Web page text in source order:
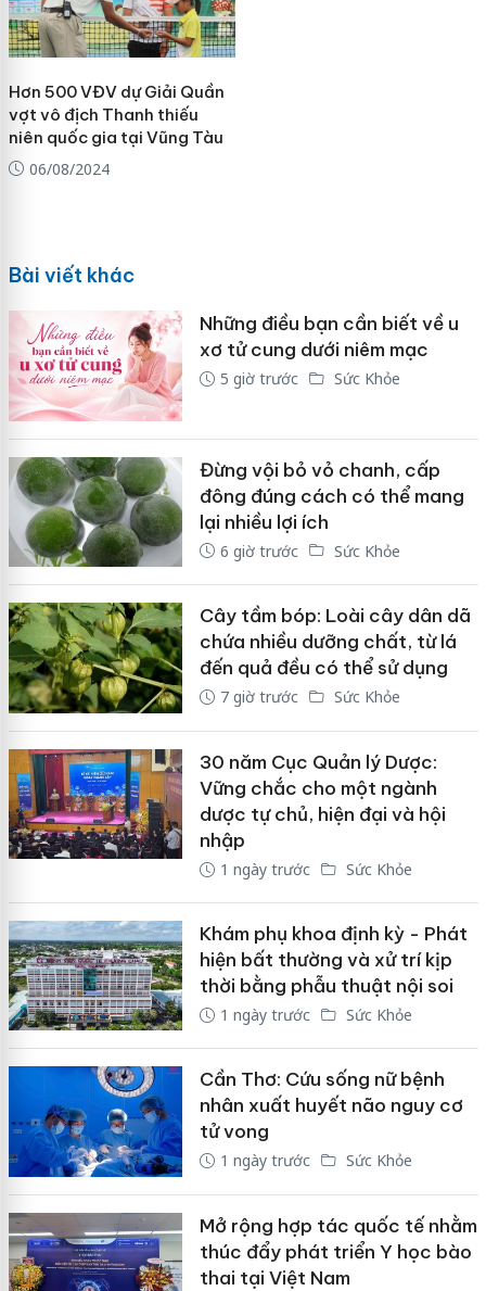
Hơn 500 VĐV dự Giải Quần
vợt vô địch Thanh thiếu
niên quốc gia tại Vũng Tàu
06/08/2024
Bài viết khác
Những điều bạn cần biết về u
xơ tử cung dưới niêm mạc
5 giờ trước Sức Khỏe
Đừng vội bỏ vỏ chanh, cấp
đông đúng cách có thể mang
lại nhiều lợi ích
6 giờ trước Sức Khỏe
Cây tầm bóp: Loài cây dân dã
chứa nhiều dưỡng chất, từ lá
đến quả đều có thể sử dụng
7 giờ trước Sức Khỏe
30 năm Cục Quản lý Dược:
Vững chắc cho một ngành
dược tự chủ, hiện đại và hội
nhập
1 ngày trước Sức Khỏe
Khám phụ khoa định kỳ - Phát
hiện bất thường và xử trí kịp
thời bằng phẫu thuật nội soi
1 ngày trước Sức Khỏe
Cần Thơ: Cứu sống nữ bệnh
nhân xuất huyết não nguy cơ
tử vong
1 ngày trước Sức Khỏe
Mở rộng hợp tác quốc tế nhằm
thúc đẩy phát triển Y học bào
thai tại Việt Nam